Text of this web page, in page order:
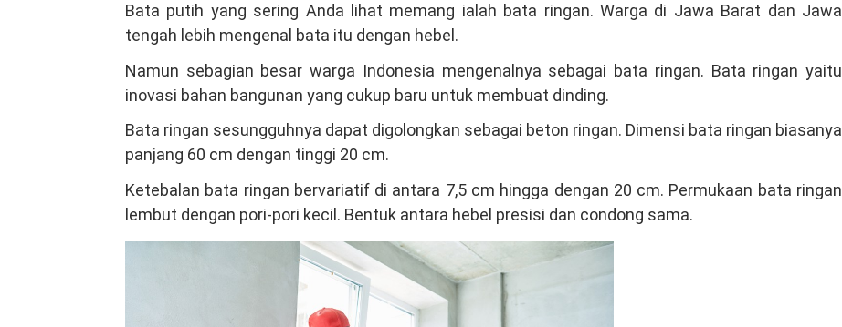
Satu
Produsen
Bata
Ringan
Terbesar
Indonesia
Bata putih yang sering Anda lihat memang ialah bata ringan. Warga di Jawa Barat dan Jawa
tengah lebih mengenal bata itu dengan hebel.
Namun sebagian besar warga Indonesia mengenalnya sebagai bata ringan. Bata ringan yaitu
inovasi bahan bangunan yang cukup baru untuk membuat dinding.
Bata ringan sesungguhnya dapat digolongkan sebagai beton ringan. Dimensi bata ringan biasanya
panjang 60 cm dengan tinggi 20 cm.
Ketebalan bata ringan bervariatif di antara 7,5 cm hingga dengan 20 cm. Permukaan bata ringan
lembut dengan pori-pori kecil. Bentuk antara hebel presisi dan condong sama.